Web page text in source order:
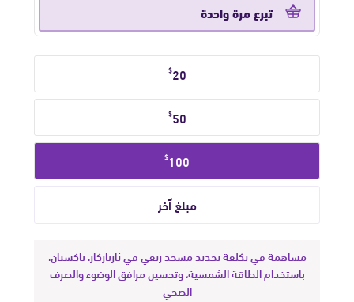
تبرع مرة واحدة
حدد
التبرع
$20
$50
$100
مساهمة في تكلفة تجديد مسجد ريفي في ثارباركار، باكستان،
باستخدام الطاقة الشمسية، وتحسين مرافق الوضوء والصرف
الصحي